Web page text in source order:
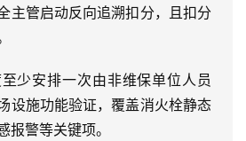
主管启动反向追溯扣分，且扣分
少安排一次由非维保单位人员
设施功能验证，覆盖消火栓静态
报警等关键项。